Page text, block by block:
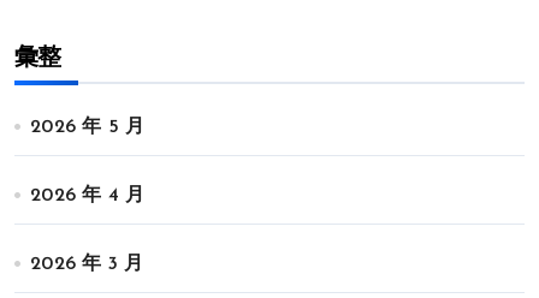
彙整
2026 年 5 月
2026 年 4 月
2026 年 3 月